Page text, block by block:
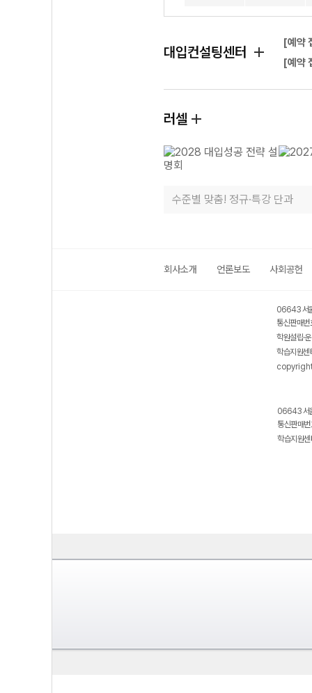
대입컨설팅센터
[예약
[예약
러셀
수준별 맞춤! 정규·특강 단과
회사소개 언론보도 사회공헌
06643 서
통신판매
학원설립·
학습지원
06643 서
통신판매
학습지원